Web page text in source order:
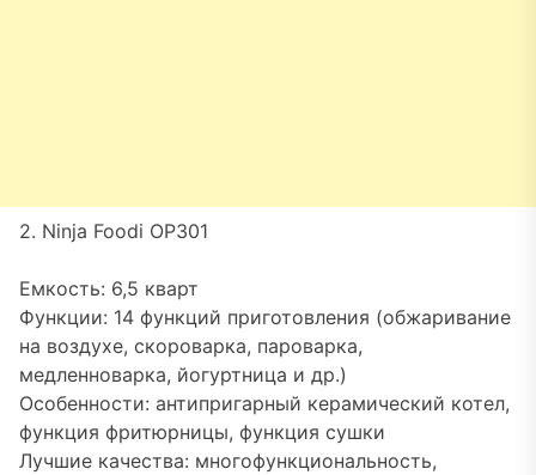
2. Ninja Foodi OP301
Емкость: 6,5 кварт
Функции: 14 функций приготовления (обжаривание
на воздухе, скороварка, пароварка,
медленноварка, йогуртница и др.)
Особенности: антипригарный керамический котел,
функция фритюрницы, функция сушки
Лучшие качества: многофункциональность,